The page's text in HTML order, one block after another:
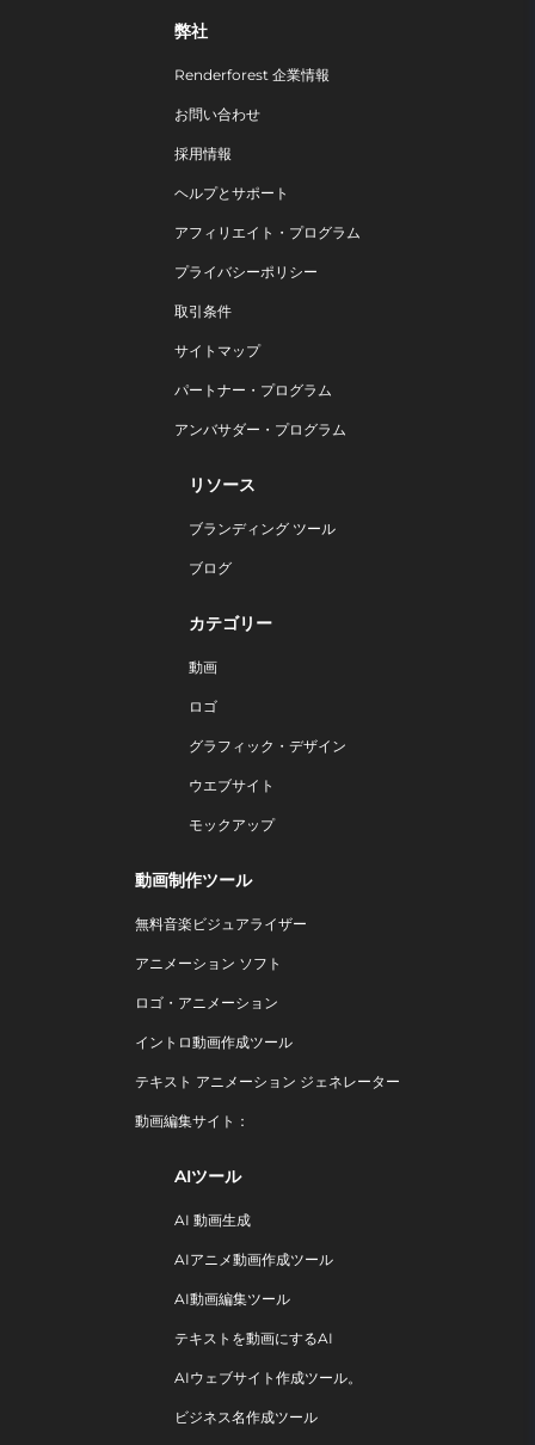
弊社
Renderforest 企業情報
お問い合わせ
採用情報
ヘルプとサポート
アフィリエイト・プログラム
プライバシーポリシー
取引条件
サイトマップ
パートナー・プログラム
アンバサダー・プログラム
リソース
ブランディング ツール
ブログ
カテゴリー
動画
ロゴ
グラフィック・デザイン
ウエブサイト
モックアップ
動画制作ツール
無料音楽ビジュアライザー
アニメーション ソフト
ロゴ・アニメーション
イントロ動画作成ツール
テキスト アニメーション ジェネレーター
動画編集サイト：
AIツール
AI 動画生成
AIアニメ動画作成ツール
AI動画編集ツール
テキストを動画にするAI
AIウェブサイト作成ツール。
ビジネス名作成ツール